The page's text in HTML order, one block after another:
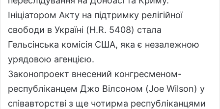
Ініціатором Акту на підтримку релігійної
свободи в Україні (H.R. 5408) стала
Гельсінська комісія США, яка є незалежною
урядовою агенцією.
Законопроект внесений конгресменом-
республіканцем Джо Вілсоном (Joe Wilson) у
співавторстві з ще чотирма республіканцями